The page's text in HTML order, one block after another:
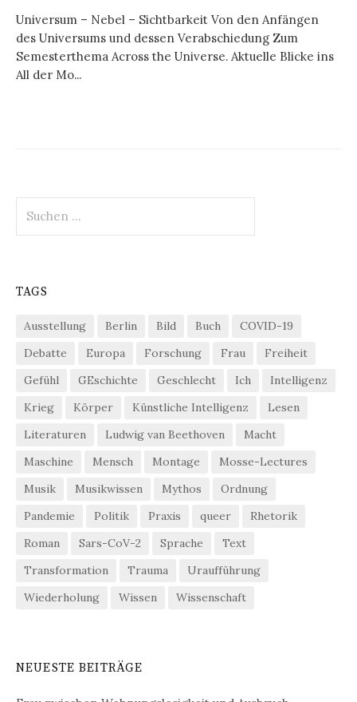
Universum – Nebel – Sichtbarkeit Von den Anfängen
des Universums und dessen Verabschiedung Zum
Semesterthema Across the Universe. Aktuelle Blicke ins
All der Mo...
nach:
TAGS
Ausstellung Berlin Bild Buch
COVID-19
Debatte
Europa Forschung Frau
Freiheit
Gefühl
GEschichte Geschlecht Ich
Intelligenz
Krieg
Körper Künstliche Intelligenz
Lesen
Literaturen
Ludwig van Beethoven
Macht
Maschine
Mensch Montage
Mosse-Lectures
Musik
Musikwissen Mythos
Ordnung
Pandemie
Politik Praxis queer
Rhetorik
Roman
Sars-CoV-2 Sprache
Text
Transformation
Trauma
Uraufführung
Wiederholung
Wissen Wissenschaft
NEUESTE BEITRÄGE